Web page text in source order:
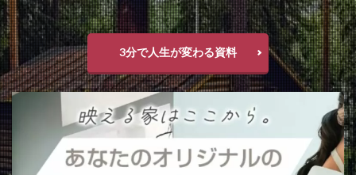
3分で人生が変わる資料